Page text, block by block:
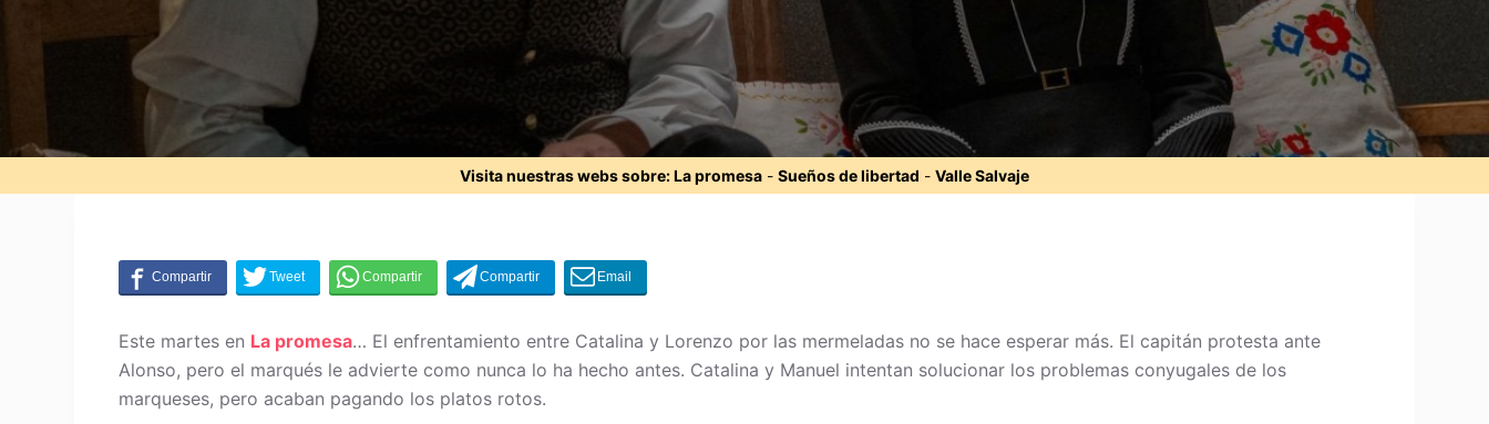
Visita nuestras webs sobre:La promesa - Sueños de libertad - Valle Salvaje
Este martes en La promesa… El enfrentamiento entre Catalina y Lorenzo por las mermeladas no se hace esperar más. El capitán protesta ante
Alonso, pero el marqués le advierte como nunca lo ha hecho antes. Catalina y Manuel intentan solucionar los problemas conyugales de los
marqueses, pero acaban pagando los platos rotos.